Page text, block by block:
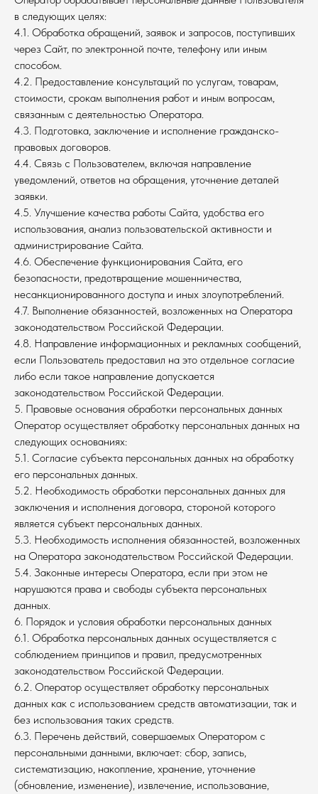
в следующих целях:
4.1. Обработка обращений, заявок и запросов, поступивших
через Сайт, по электронной почте, телефону или иным
способом.
4.2. Предоставление консультаций по услугам, товарам,
стоимости, срокам выполнения работ и иным вопросам,
связанным с деятельностью Оператора.
4.3. Подготовка, заключение и исполнение гражданско-
правовых договоров.
4.4. Связь с Пользователем, включая направление
уведомлений, ответов на обращения, уточнение деталей
заявки.
4.5. Улучшение качества работы Сайта, удобства его
использования, анализ пользовательской активности и
администрирование Сайта.
4.6. Обеспечение функционирования Сайта, его
безопасности, предотвращение мошенничества,
несанкционированного доступа и иных злоупотреблений.
4.7. Выполнение обязанностей, возложенных на Оператора
законодательством Российской Федерации.
4.8. Направление информационных и рекламных сообщений,
если Пользователь предоставил на это отдельное согласие
либо если такое направление допускается
законодательством Российской Федерации.
5. Правовые основания обработки персональных данных
Оператор осуществляет обработку персональных данных на
следующих основаниях:
5.1. Согласие субъекта персональных данных на обработку
его персональных данных.
5.2. Необходимость обработки персональных данных для
заключения и исполнения договора, стороной которого
является субъект персональных данных.
5.3. Необходимость исполнения обязанностей, возложенных
на Оператора законодательством Российской Федерации.
5.4. Законные интересы Оператора, если при этом не
нарушаются права и свободы субъекта персональных
данных.
6. Порядок и условия обработки персональных данных
6.1. Обработка персональных данных осуществляется с
соблюдением принципов и правил, предусмотренных
законодательством Российской Федерации.
6.2. Оператор осуществляет обработку персональных
данных как с использованием средств автоматизации, так и
без использования таких средств.
6.3. Перечень действий, совершаемых Оператором с
персональными данными, включает: сбор, запись,
систематизацию, накопление, хранение, уточнение
(обновление, изменение), извлечение, использование,